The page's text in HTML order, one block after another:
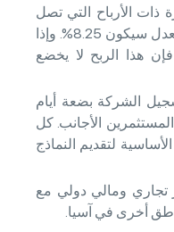
ذات الأرباح التي تصل
إلى 2 مليون دولار هونغ كونغ، فإن المعدل سيكون 8.25%. وإذا
هذا الربح لا يخضع
الشركة بضعة أيام
الأجانب. كل
لتقديم النماذج
ومالي دولي مع
أخرى في آسيا.